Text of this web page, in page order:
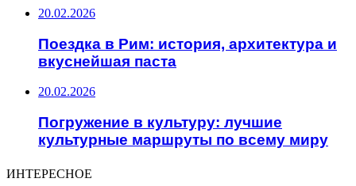
20.02.2026
Поездка в Рим: история, архитектура и
вкуснейшая паста
20.02.2026
Погружение в культуру: лучшие
культурные маршруты по всему миру
ИНТЕРЕСНОЕ